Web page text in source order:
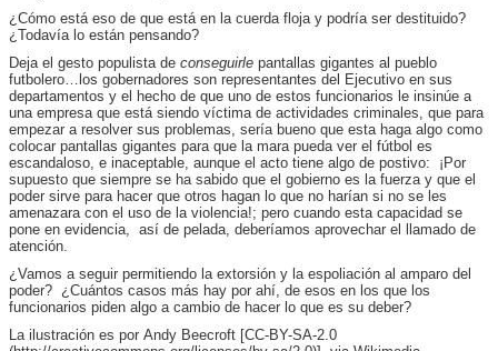
¿Cómo está eso de que está en la cuerda floja y podría ser destituido?
¿Todavía lo están pensando?
Deja el gesto populista de conseguirle pantallas gigantes al pueblo
futbolero…los gobernadores son representantes del Ejecutivo en sus
departamentos y el hecho de que uno de estos funcionarios le insinúe a
una empresa que está siendo víctima de actividades criminales, que para
empezar a resolver sus problemas, sería bueno que esta haga algo como
colocar pantallas gigantes para que la mara pueda ver el fútbol es
escandaloso, e inaceptable, aunque el acto tiene algo de postivo: ¡Por
supuesto que siempre se ha sabido que el gobierno es la fuerza y que el
poder sirve para hacer que otros hagan lo que no harían si no se les
amenazara con el uso de la violencia!; pero cuando esta capacidad se
pone en evidencia, así de pelada, deberíamos aprovechar el llamado de
atención.
¿Vamos a seguir permitiendo la extorsión y la espoliación al amparo del
poder? ¿Cuántos casos más hay por ahí, de esos en los que los
funcionarios piden algo a cambio de hacer lo que es su deber?
La ilustración es por Andy Beecroft [CC-BY-SA-2.0